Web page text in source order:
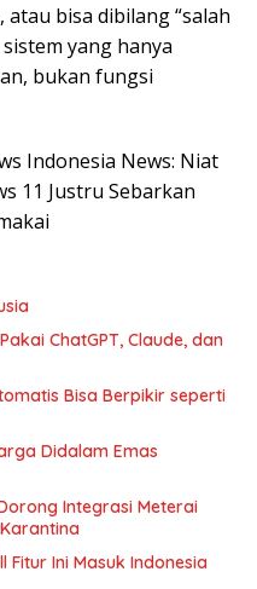
bisa dibilang “salah
yang hanya
bukan fungsi
Indonesia News: Niat
11 Justru Sebarkan
ChatGPT, Claude, dan
Bisa Berpikir seperti
Didalam Emas
Integrasi Meterai
Fitur Ini Masuk Indonesia